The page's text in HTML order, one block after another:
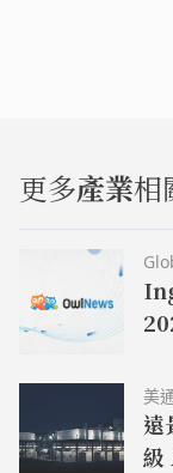
更多產業相
美
遠
級